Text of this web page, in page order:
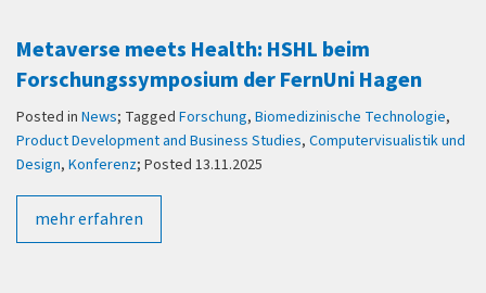
Metaverse meets Health: HSHL beim
Forschungssymposium der FernUni Hagen
Posted in News; Tagged Forschung, Biomedizinische Technologie,
Product Development and Business Studies, Computervisualistik und
Design, Konferenz; Posted 13.11.2025
mehr erfahren